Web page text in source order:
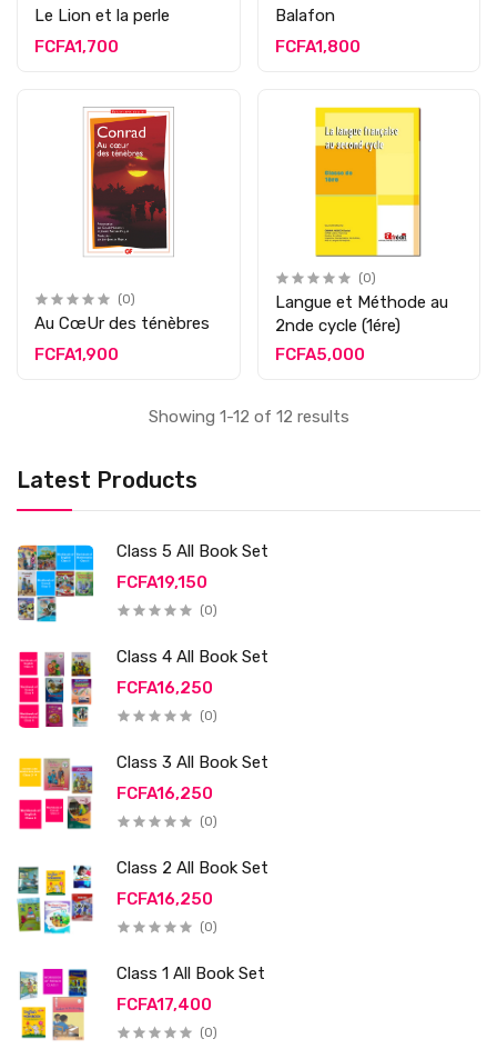
Latest Products
Class 5 All Book Set
FCFA19,150
(0)
Class 4 All Book Set
FCFA16,250
(0)
Class 3 All Book Set
FCFA16,250
(0)
Class 2 All Book Set
FCFA16,250
(0)
Class 1 All Book Set
FCFA17,400
(0)
Le Lion et la perle
FCFA1,700
Balafon
FCFA1,800
(0)
Au CœUr des ténèbres
FCFA1,900
(0)
Langue et Méthode au
2nde cycle (1ére)
FCFA5,000
Showing 1-12 of 12 results